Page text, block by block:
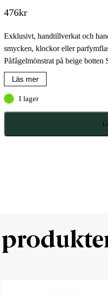
476kr
Exklusivt, handtillverkat och
smycken, klockor eller
Påfågelmönstrat på beige botten
Läs mer
I lager